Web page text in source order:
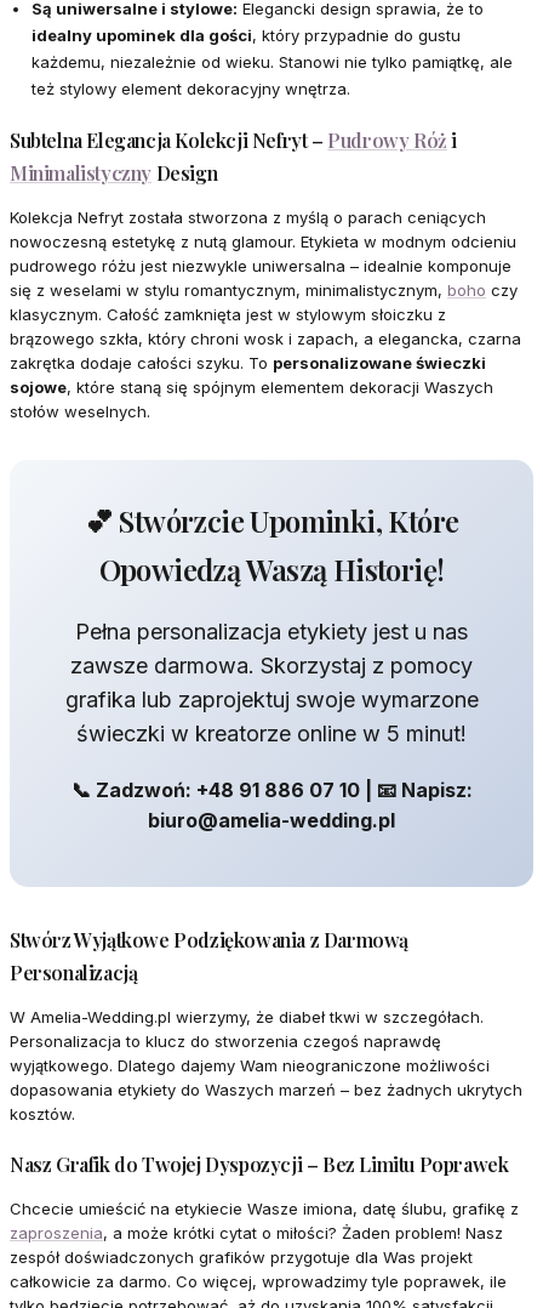
Są uniwersalne i stylowe: Elegancki design sprawia, że to
idealny upominek dla gości, który przypadnie do gustu
każdemu, niezależnie od wieku. Stanowi nie tylko pamiątkę, ale
też stylowy element dekoracyjny wnętrza.
Subtelna Elegancja Kolekcji Nefryt – Pudrowy Różi
Minimalistyczny Design
Kolekcja Nefryt została stworzona z myślą o parach ceniących
nowoczesną estetykę z nutą glamour. Etykieta w modnym odcieniu
pudrowego różu jest niezwykle uniwersalna – idealnie komponuje
się z weselami w stylu romantycznym, minimalistycznym, boho czy
klasycznym. Całość zamknięta jest w stylowym słoiczku z
brązowego szkła, który chroni wosk i zapach, a elegancka, czarna
zakrętka dodaje całości szyku. To personalizowane świeczki
sojowe, które staną się spójnym elementem dekoracji Waszych
stołów weselnych.
💕 Stwórzcie Upominki, Które
Opowiedzą Waszą Historię!
Pełna personalizacja etykiety jest u nas
zawsze darmowa. Skorzystaj z pomocy
grafika lub zaprojektuj swoje wymarzone
świeczki w kreatorze online w 5 minut!
📞 Zadzwoń: +48 91 886 07 10 | 📧 Napisz:
biuro@amelia-wedding.pl
Stwórz Wyjątkowe Podziękowania z Darmową
Personalizacją
W Amelia-Wedding.pl wierzymy, że diabeł tkwi w szczegółach.
Personalizacja to klucz do stworzenia czegoś naprawdę
wyjątkowego. Dlatego dajemy Wam nieograniczone możliwości
dopasowania etykiety do Waszych marzeń – bez żadnych ukrytych
kosztów.
Nasz Grafik do Twojej Dyspozycji – Bez Limitu Poprawek
Chcecie umieścić na etykiecie Wasze imiona, datę ślubu, grafikę z
zaproszenia, a może krótki cytat o miłości? Żaden problem! Nasz
zespół doświadczonych grafików przygotuje dla Was projekt
całkowicie za darmo. Co więcej, wprowadzimy tyle poprawek, ile